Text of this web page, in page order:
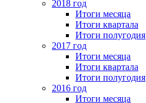
2018 год
Итоги месяца
Итоги квартала
Итоги полугодия
2017 год
Итоги месяца
Итоги квартала
Итоги полугодия
2016 год
Итоги месяца